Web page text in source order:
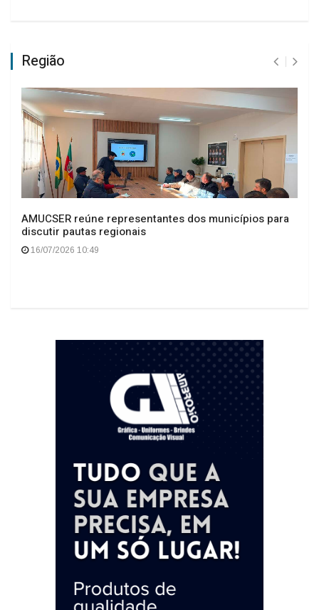
Região
AMUCSER reúne representantes dos municípios para
discutir pautas regionais
16/07/2026 10:49